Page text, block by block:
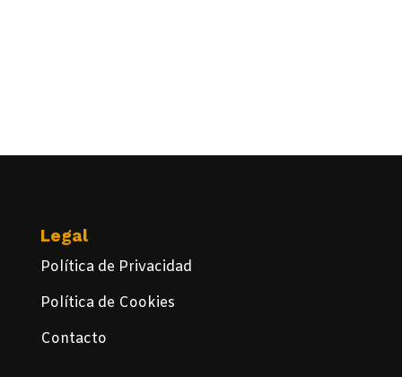
Legal
Política de Privacidad
Política de Cookies
Contacto